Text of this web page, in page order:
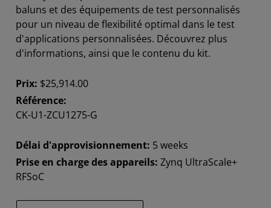
baluns et des équipements de test personnalisés
pour un niveau de flexibilité optimal dans le test
d'applications personnalisées. Découvrez plus
d'informations, ainsi que le contenu du kit.
Prix: $25,914.00
Référence:
CK-U1-ZCU1275-G
Délai d'approvisionnement: 5 weeks
Prise en charge des appareils: Zynq UltraScale+
RFSoC